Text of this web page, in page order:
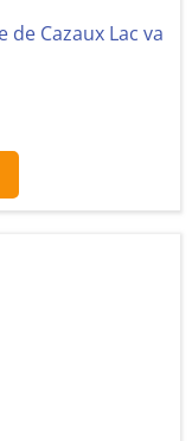
de Cazaux Lac va